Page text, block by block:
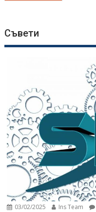
Съвети
03/02/2025 Ins Team